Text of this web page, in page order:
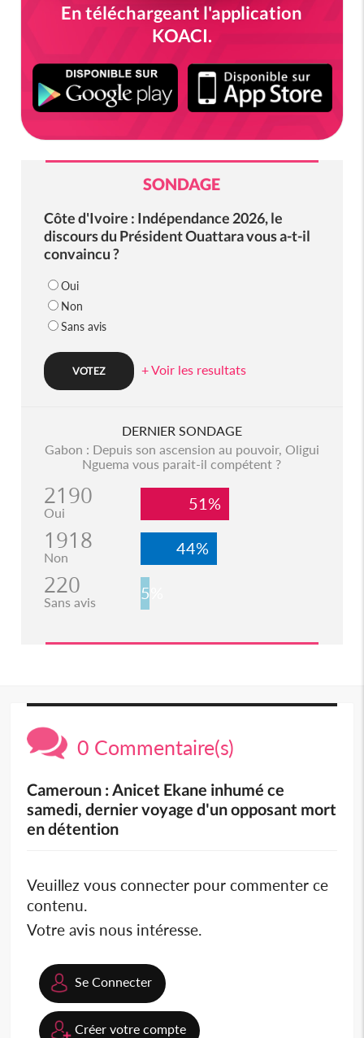
En téléchargeant l'application
KOACI.
SONDAGE
Côte d'Ivoire : Indépendance 2026, le
discours du Président Ouattara vous a-t-il
convaincu ?
Oui
Non
Sans avis
+ Voir les resultats
DERNIER SONDAGE
Gabon : Depuis son ascension au pouvoir, Oligui
Nguema vous parait-il compétent ?
2190
Oui 51%
1918
Non 44%
220
Sans avis 5%
0 Commentaire(s)
Cameroun : Anicet Ekane inhumé ce
samedi, dernier voyage d'un opposant mort
en détention
Veuillez vous connecter pour commenter ce
contenu.
Votre avis nous intéresse.
Se Connecter
Créer votre compte